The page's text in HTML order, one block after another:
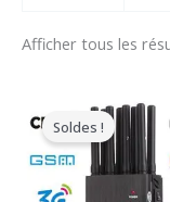
Afficher tous les
Soldes !
prix
original
était
:
$599.00.
: